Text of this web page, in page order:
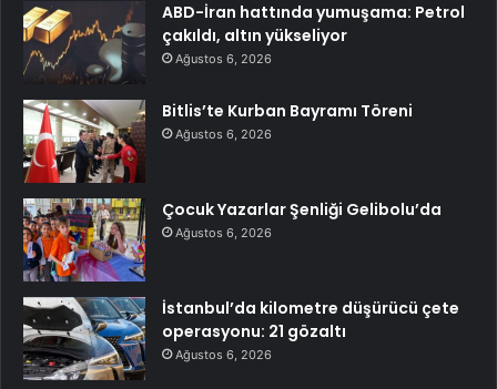
ABD-İran hattında yumuşama: Petrol
çakıldı, altın yükseliyor
Ağustos 6, 2026
Bitlis’te Kurban Bayramı Töreni
Ağustos 6, 2026
Çocuk Yazarlar Şenliği Gelibolu’da
Ağustos 6, 2026
İstanbul’da kilometre düşürücü çete
operasyonu: 21 gözaltı
Ağustos 6, 2026